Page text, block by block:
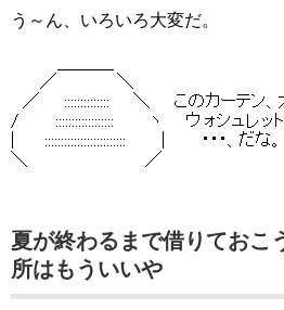
う～ん、いろいろ大変だ。
夏が終わるまで借りておこ
所はもういいや